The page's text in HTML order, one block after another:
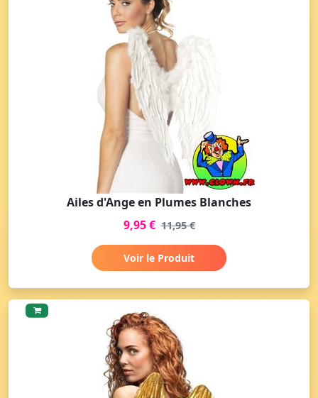
Ailes d'Ange en Plumes Blanches
9,95 € 11,95 €
Voir le Produit